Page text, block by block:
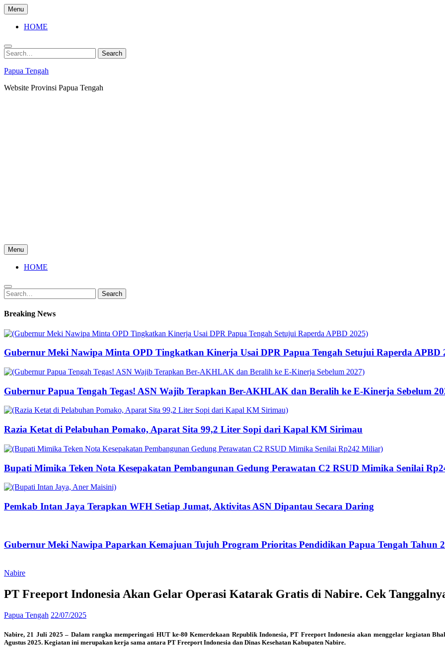
Skip
to
content
Menu
HOME
Search
for:
Search
Papua Tengah
Website Provinsi Papua Tengah
Menu
HOME
Search
for:
Search
Breaking News
Gubernur Meki Nawipa Minta OPD Tingkatkan Kinerja Usai DPR Papua Tengah Setujui Raperda APBD
Gubernur Papua Tengah Tegas! ASN Wajib Terapkan Ber-AKHLAK dan Beralih ke E-Kinerja Sebelum
Razia Ketat di Pelabuhan Pomako, Aparat Sita 99,2 Liter Sopi dari Kapal KM Sirimau
Bupati Mimika Teken Nota Kesepakatan Pembangunan Gedung Perawatan C2 RSUD Mimika Senilai
Pemkab Intan Jaya Terapkan WFH Setiap Jumat, Aktivitas ASN Dipantau Secara Daring
Gubernur Meki Nawipa Paparkan Kemajuan Tujuh Program Prioritas Pendidikan Papua Tengah Tahun
Nabire
PT Freeport Indonesia Akan Gelar Operasi Katarak Gratis di Nabire. Cek
Papua Tengah 22/07/2025
Nabire, 21 Juli 2025 – Dalam rangka memperingati HUT ke-80 Kemerdekaan Republik Indonesia, PT Freeport Indonesia akan menggelar kegiatan
Agustus 2025. Kegiatan ini merupakan kerja sama antara PT Freeport Indonesia dan Dinas Kesehatan Kabupaten Nabire.